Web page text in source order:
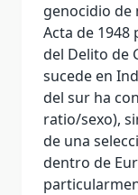
genocidio de
Acta de 1948
del Delito de
sucede en
del sur ha
ratio/sexo),
de una
dentro de